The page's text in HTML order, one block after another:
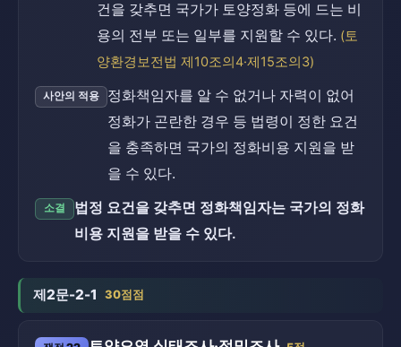
건을 갖추면 국가가 토양정화 등에 드는 비
용의 전부 또는 일부를 지원할 수 있다. (토
양환경보전법 제10조의4·제15조의3)
사안의 적용
정화책임자를 알 수 없거나 자력이 없어
정화가 곤란한 경우 등 법령이 정한 요건
을 충족하면 국가의 정화비용 지원을 받
을 수 있다.
소결
법정 요건을 갖추면 정화책임자는 국가의 정화
비용 지원을 받을 수 있다.
제2문-2-1 30점점